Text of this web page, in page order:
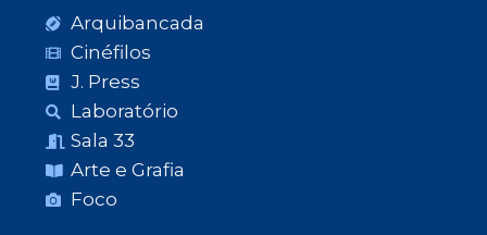
Arquibancada
Cinéfilos
J. Press
Laboratório
Sala 33
Arte e Grafia
Foco